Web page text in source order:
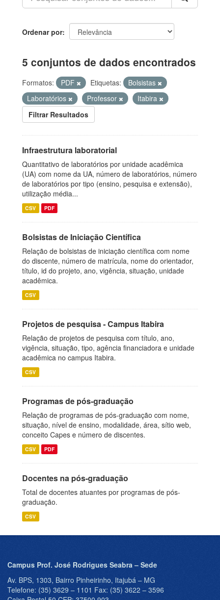
Ordenar por
5 conjuntos de dados encontrados
Formatos: PDF Etiquetas:
Bolsistas
Laboratórios
Professor
Itabira
Filtrar Resultados
Infraestrutura laboratorial
Quantitativo de laboratórios por unidade acadêmica
(UA) com nome da UA, número de laboratórios, número
de laboratórios por tipo (ensino, pesquisa e extensão),
utilização média...
CSV PDF
Bolsistas de Iniciação Científica
Relação de bolsistas de iniciação científica com nome
do discente, número de matrícula, nome do orientador,
título, id do projeto, ano, vigência, situação, unidade
acadêmica.
CSV
Projetos de pesquisa - Campus Itabira
Relação de projetos de pesquisa com título, ano,
vigência, situação, tipo, agência financiadora e unidade
acadêmica no campus Itabira.
CSV
Programas de pós-graduação
Relação de programas de pós-graduação com nome,
situação, nível de ensino, modalidade, área, sítio web,
conceito Capes e número de discentes.
CSV PDF
Docentes na pós-graduação
Total de docentes atuantes por programas de pós-
graduação.
CSV
Campus Prof. José Rodrigues Seabra – Sede
Av. BPS, 1303, Bairro Pinheirinho, Itajubá – MG
Telefone: (35) 3629 – 1101 Fax: (35) 3622 – 3596